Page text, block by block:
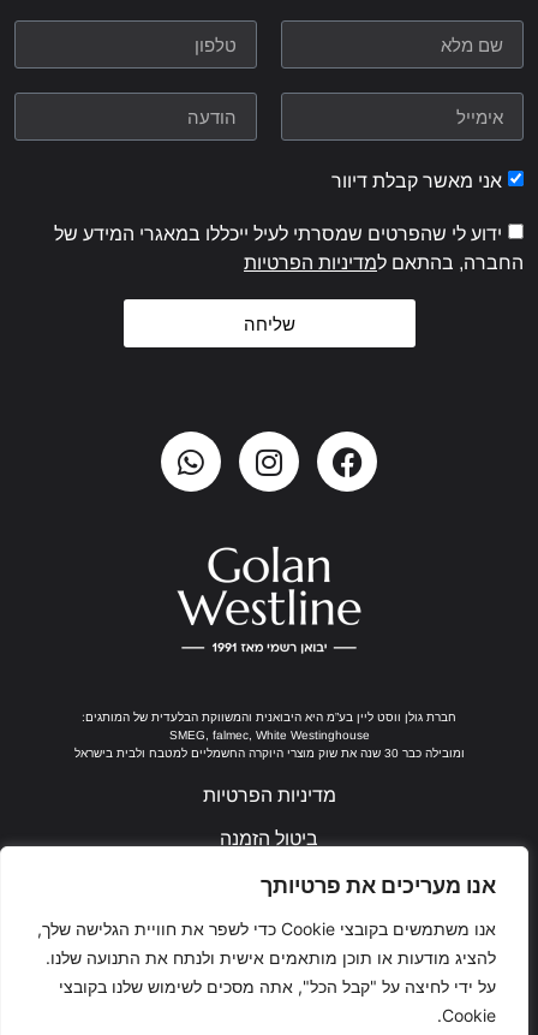
אנו מעריכים את פרטיותך
אנו משתמשים בקובצי Cookie כדי לשפר את חוויית הגלישה שלך,
להציג מודעות או תוכן מותאמים אישית ולנתח את התנועה שלנו.
על ידי לחיצה על "קבל הכל", אתה מסכים לשימוש שלנו בקובצי
Cookie.
אני מאשר קבלת דיוור
ידוע לי שהפרטים שמסרתי לעיל ייכללו במאגרי המידע של
החברה, בהתאם למדיניות הפרטיות
שליחה
חברת גולן ווסט ליין בע”מ היא היבואנית והמשווקת הבלעדית של המותגים:
SMEG, falmec, White Westinghouse
ומובילה כבר 30 שנה את שוק מוצרי היוקרה החשמליים למטבח ולבית בישראל
מדיניות הפרטיות
ביטול הזמנה
נבנה ע"י ערן חן